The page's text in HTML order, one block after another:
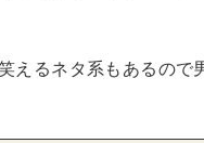
えるネタ系もあるので